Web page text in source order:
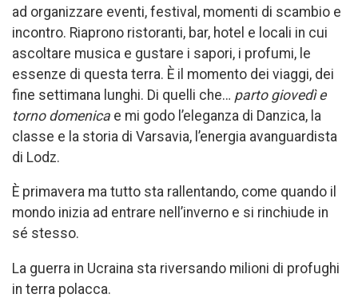
ad organizzare eventi, festival, momenti di scambio e
incontro. Riaprono ristoranti, bar, hotel e locali in cui
ascoltare musica e gustare i sapori, i profumi, le
essenze di questa terra. È il momento dei viaggi, dei
fine settimana lunghi. Di quelli che… parto giovedì e
torno domenica e mi godo l’eleganza di Danzica, la
classe e la storia di Varsavia, l’energia avanguardista
di Lodz.
È primavera ma tutto sta rallentando, come quando il
mondo inizia ad entrare nell’inverno e si rinchiude in
sé stesso.
La guerra in Ucraina sta riversando milioni di profughi
in terra polacca.